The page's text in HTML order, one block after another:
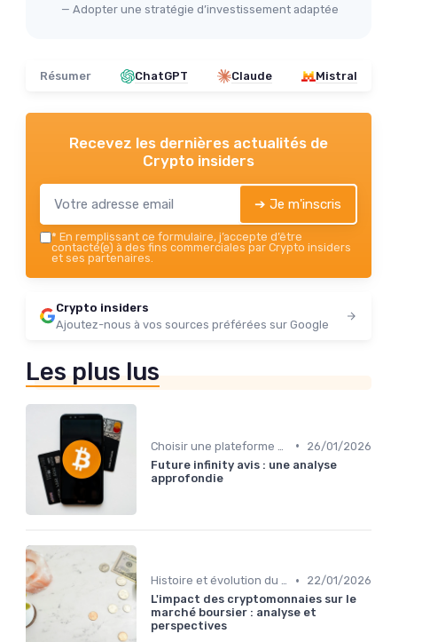
— Adopter une stratégie d’investissement adaptée
Résumer ChatGPT Claude Mistral
Recevez les dernières actualités de
Crypto insiders
➔ Je m'inscris
* En remplissant ce formulaire, j’accepte d’être
contacté(e) à des fins commerciales par Crypto insiders
et ses partenaires.
Crypto insiders
Ajoutez-nous à vos sources préférées sur Google
Les plus lus
•
26/01/2026
Future infinity avis : une analyse
approfondie
Histoire et évolution du marché des cryptos •
22/01/2026
L'impact des cryptomonnaies sur le
marché boursier : analyse et
perspectives